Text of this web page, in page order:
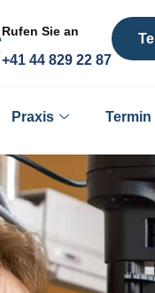
Rufen Sie an
+41 44 829 22 87
Praxis Termin